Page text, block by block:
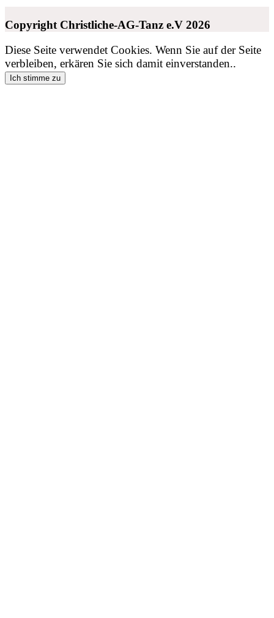
Copyright Christliche-AG-Tanz e.V 2026
Diese Seite verwendet Cookies. Wenn Sie auf der Seite
verbleiben, erkären Sie sich damit einverstanden..
Ich stimme zu